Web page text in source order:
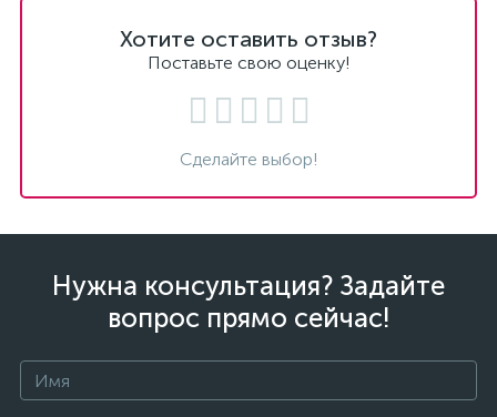
Хотите оставить отзыв?
Поставьте свою оценку!
Сделайте выбор!
Нужна консультация? Задайте
вопрос прямо сейчас!